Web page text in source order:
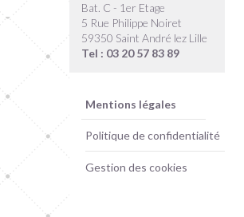
Bat. C - 1er Etage
5 Rue Philippe Noiret
59350 Saint André lez Lille
Tel : 03 20 57 83 89
Mentions légales
Politique de confidentialité
Gestion des cookies